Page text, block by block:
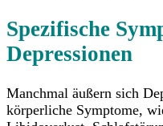
Spezifische
Depressionen
Manchmal äußern sich
körperliche Symptome,